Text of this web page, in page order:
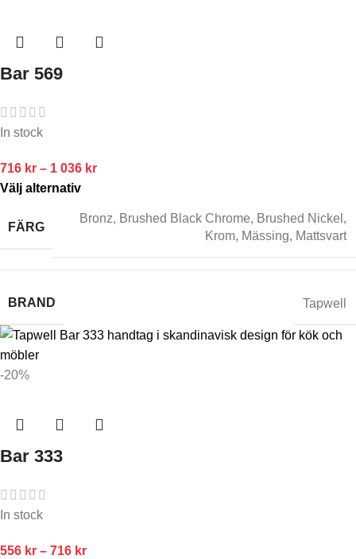
Bar 569
In stock
716 kr – 1 036 kr
Välj alternativ
FÄRG
Bronz, Brushed Black Chrome, Brushed Nickel ,
Krom, Mässing, Mattsvart
BRAND Tapwell
-20%
Bar 333
In stock
556 kr – 716 kr